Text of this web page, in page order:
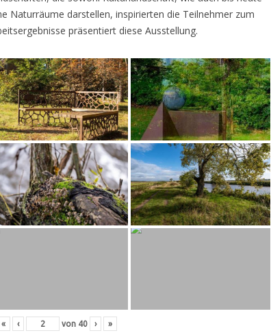
Naturräume darstellen, inspirierten die Teilnehmer zum
präsentiert diese Ausstellung.
« ‹ von 40 › »